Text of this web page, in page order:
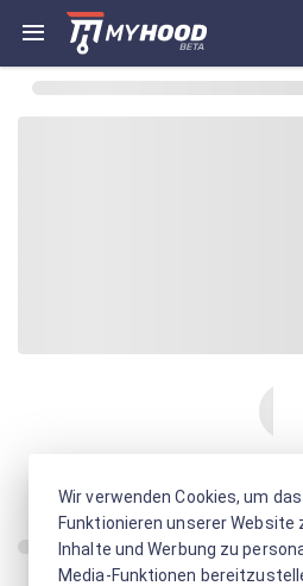
Wir verwenden Cookies, um
Funktionieren unserer Website
Inhalte und Werbung zu
Media-Funktionen